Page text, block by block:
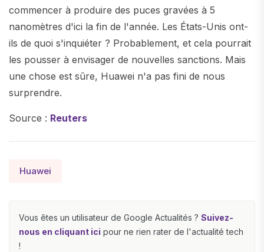
commencer à produire des puces gravées à 5
nanomètres d'ici la fin de l'année. Les États-Unis ont-
ils de quoi s'inquiéter ? Probablement, et cela pourrait
les pousser à envisager de nouvelles sanctions. Mais
une chose est sûre, Huawei n'a pas fini de nous
surprendre.
Source : Reuters
Huawei
Vous êtes un utilisateur de Google Actualités ? Suivez-
nous en cliquant ici pour ne rien rater de l'actualité tech
!